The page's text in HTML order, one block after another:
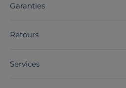
Garanties
Retours
Services